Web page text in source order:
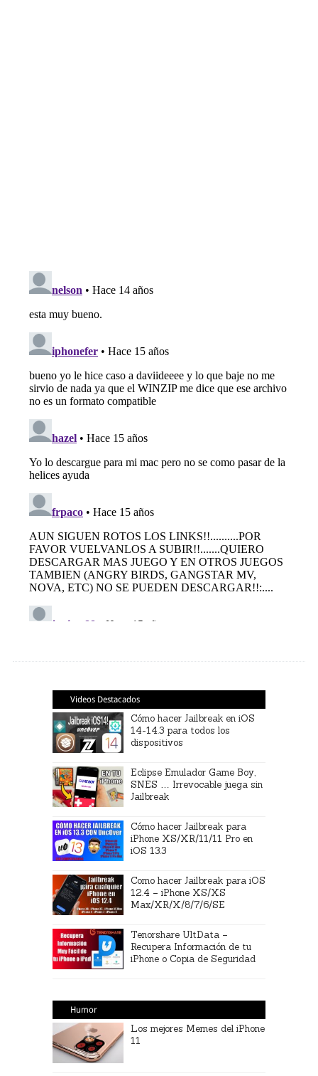
Videos Destacados
Cómo hacer Jailbreak en iOS
14-14.3 para todos los
dispositivos
Eclipse Emulador Game Boy,
SNES … Irrevocable juega sin
Jailbreak
Cómo hacer Jailbreak para
iPhone XS/XR/11/11 Pro en
iOS 13.3
Como hacer Jailbreak para iOS
12.4 – iPhone XS/XS
Max/XR/X/8/7/6/SE
Tenorshare UltData –
Recupera Información de tu
iPhone o Copia de Seguridad
Humor
Los mejores Memes del iPhone
11